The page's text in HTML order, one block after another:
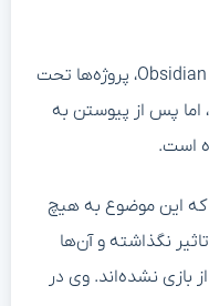
به عبارت دیگر، او می‌گوید که قبلاً در Obsidian، پروژه‌ها تحت
اما پس از پیوستن به
است.
که این موضوع به هیچ
نگذاشته و آن‌ها
بازی نشده‌اند. وی در